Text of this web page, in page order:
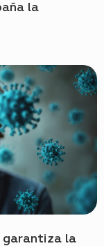
la
garantiza la